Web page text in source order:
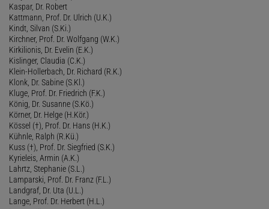
Kaspar, Dr. Robert
Kattmann, Prof. Dr. Ulrich (U.K.)
Kindt, Silvan (S.Ki.)
Kirchner, Prof. Dr. Wolfgang (W.K.)
Kirkilionis, Dr. Evelin (E.K.)
Kislinger, Claudia (C.K.)
Klein-Hollerbach, Dr. Richard (R.K.)
Klonk, Dr. Sabine (S.Kl.)
Kluge, Prof. Dr. Friedrich (F.K.)
König, Dr. Susanne (S.Kö.)
Körner, Dr. Helge (H.Kör.)
Kössel (†), Prof. Dr. Hans (H.K.)
Kühnle, Ralph (R.Kü.)
Kuss (†), Prof. Dr. Siegfried (S.K.)
Kyrieleis, Armin (A.K.)
Lahrtz, Stephanie (S.L.)
Lamparski, Prof. Dr. Franz (F.L.)
Landgraf, Dr. Uta (U.L.)
Lange, Prof. Dr. Herbert (H.L.)